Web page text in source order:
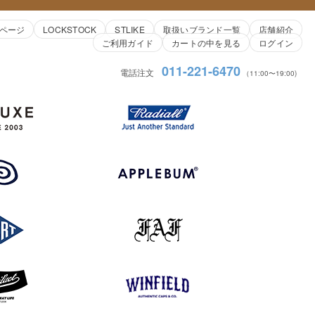
ージ LOCKSTOCK STLIKE 取扱いブランド一覧
店舗紹介
ご利用ガイド
カートの中を見る ログイン
電話注文 011-221-6470 （11:00〜19:00)